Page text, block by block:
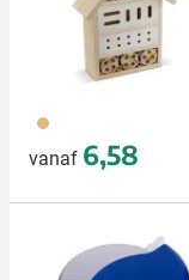
945
vanaf 6,58